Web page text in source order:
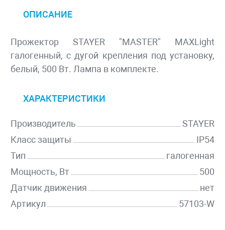
ОПИСАНИЕ
Прожектор STAYER "MASTER" MAXLight
галогенный, с дугой крепления под установку,
белый, 500 Вт. Лампа в комплекте.
ХАРАКТЕРИСТИКИ
Производитель
STAYER
Класс защиты
IP54
Тип
галогенная
Мощность, Вт
500
Датчик движения
нет
Артикул
57103-W